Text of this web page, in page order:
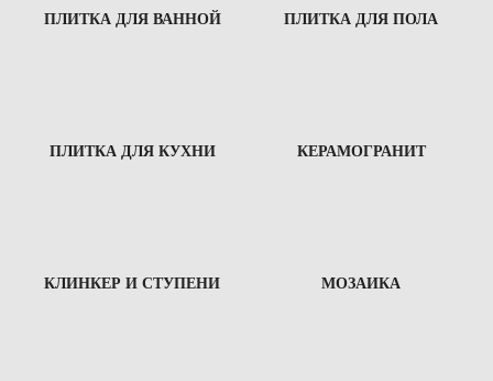
ПЛИТКА ДЛЯ ВАННОЙ ПЛИТКА ДЛЯ ПОЛА
ПЛИТКА ДЛЯ КУХНИ КЕРАМОГРАНИТ
КЛИНКЕР И СТУПЕНИ МОЗАИКА